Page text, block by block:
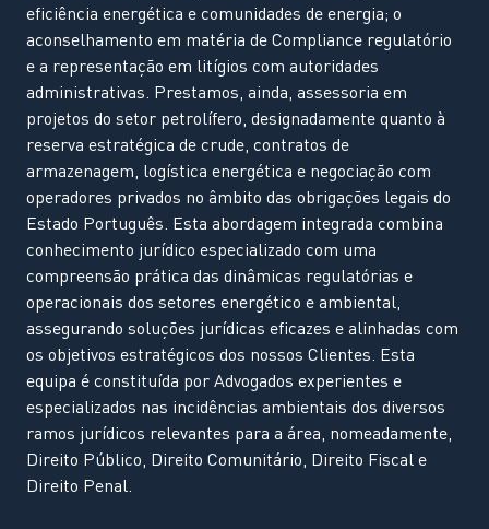
eficiência energética e comunidades de energia; o
aconselhamento em matéria de Compliance regulatório
e a representação em litígios com autoridades
administrativas. Prestamos, ainda, assessoria em
projetos do setor petrolífero, designadamente quanto à
reserva estratégica de crude, contratos de
armazenagem, logística energética e negociação com
operadores privados no âmbito das obrigações legais do
Estado Português. Esta abordagem integrada combina
conhecimento jurídico especializado com uma
compreensão prática das dinâmicas regulatórias e
operacionais dos setores energético e ambiental,
assegurando soluções jurídicas eficazes e alinhadas com
os objetivos estratégicos dos nossos Clientes. Esta
equipa é constituída por Advogados experientes e
especializados nas incidências ambientais dos diversos
ramos jurídicos relevantes para a área, nomeadamente,
Direito Público, Direito Comunitário, Direito Fiscal e
Direito Penal.